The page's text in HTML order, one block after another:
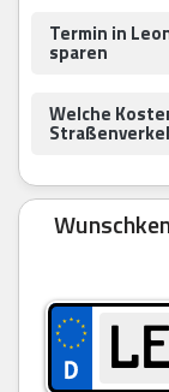
Termin in
sparen
Welche